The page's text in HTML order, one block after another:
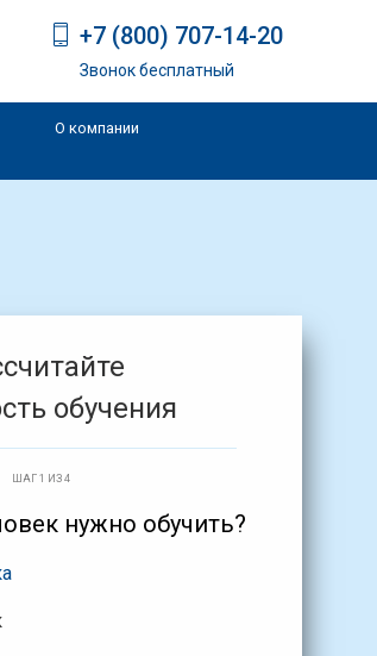
+7 (800) 707-14-20
Звонок бесплатный
О компании
обучения
ШАГ 1 ИЗ 4
нужно обучить?